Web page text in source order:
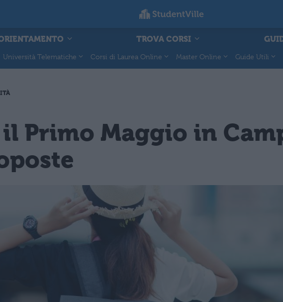
TROVA CORSI
Università Telematiche Corsi di Laurea Online Master Online Guide Utili
il Primo Maggio in